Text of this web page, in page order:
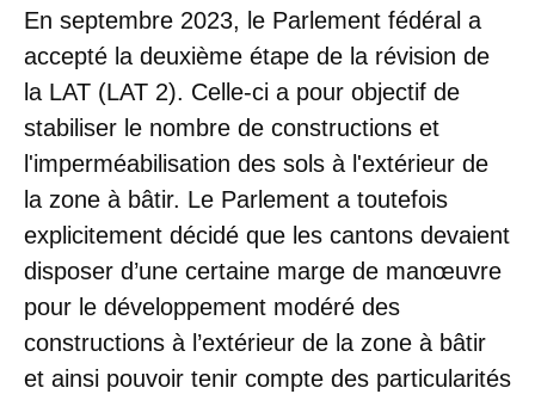
En septembre 2023, le Parlement fédéral a
accepté la deuxième étape de la révision de
la LAT (LAT 2). Celle-ci a pour objectif de
stabiliser le nombre de constructions et
l'imperméabilisation des sols à l'extérieur de
la zone à bâtir. Le Parlement a toutefois
explicitement décidé que les cantons devaient
disposer d’une certaine marge de manœuvre
pour le développement modéré des
constructions à l’extérieur de la zone à bâtir
et ainsi pouvoir tenir compte des particularités